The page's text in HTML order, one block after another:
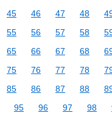
45 46 47 48
55 56 57 58
65 66 67 68
75 76 77 78
85 86 87 88
95 96 97 98